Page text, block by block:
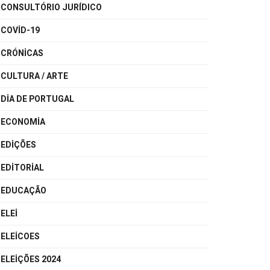
CONSULTÓRIO JURÍDICO
COVID-19
CRÓNICAS
CULTURA / ARTE
DIA DE PORTUGAL
ECONOMIA
EDIÇÕES
EDITORIAL
EDUCAÇÃO
ELEI
ELEICOES
ELEIÇÕES 2024